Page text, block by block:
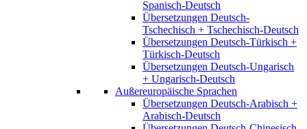
Spanisch-Deutsch
Übersetzungen Deutsch-
Tschechisch + Tschechisch-Deutsch
Übersetzungen Deutsch-Türkisch +
Türkisch-Deutsch
Übersetzungen Deutsch-Ungarisch
+ Ungarisch-Deutsch
Außereuropäische Sprachen
Übersetzungen Deutsch-Arabisch +
Arabisch-Deutsch